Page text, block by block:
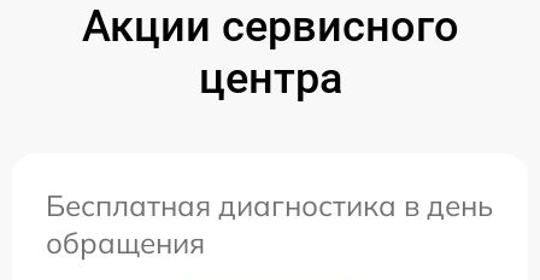
Акции сервисного
центра
Бесплатная диагностика в день
обращения